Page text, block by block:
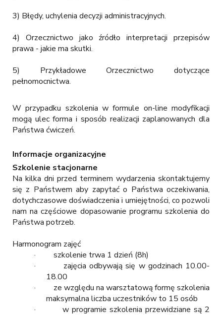
3) Błędy, uchylenia decyzji administracyjnych.
4) Orzecznictwo jako źródło interpretacji przepisów
prawa - jakie ma skutki.
5) Przykładowe Orzecznictwo dotyczące
pełnomocnictwa.
W przypadku szkolenia w formule on-line modyfikacji
mogą ulec forma i sposób realizacji zaplanowanych dla
Państwa ćwiczeń.
Informacje organizacyjne
Szkolenie stacjonarne
Na kilka dni przed terminem wydarzenia skontaktujemy
się z Państwem aby zapytać o Państwa oczekiwania,
dotychczasowe doświadczenia i umiejętności, co pozwoli
nam na częściowe dopasowanie programu szkolenia do
Państwa potrzeb.
Harmonogram zajęć
· szkolenie trwa 1 dzień (8h)
· zajęcia odbywają się w godzinach 10.00-
18.00
· ze względu na warsztatową formę szkolenia
maksymalna liczba uczestników to 15 osób
· w programie szkolenia przewidziane są 2